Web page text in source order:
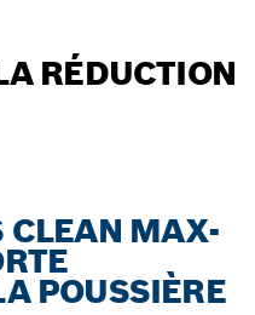
RÉDUCTION
CLEAN MAX-
POUSSIÈRE